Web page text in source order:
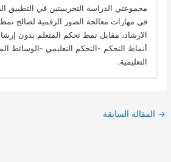
مجموعتي الدراسة التجريبيتين في التطبيق
في مهارات معالجة الصور الرقمية لصالح
الارشاد، مقابل نمط تحكم المتعلم بدون
أنماط التحكم -التحكم التعليمي -الوسائط
التعليمية.
→ المقالة السابقة